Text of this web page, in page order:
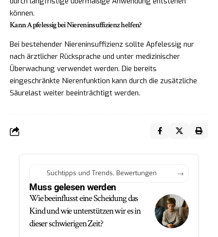
können.
Kann Apfelessig bei Niereninsuffizienz helfen?
Bei bestehender Niereninsuffizienz sollte Apfelessig nur
nach ärztlicher Rücksprache und unter medizinischer
Überwachung verwendet werden. Die bereits
eingeschränkte Nierenfunktion kann durch die zusätzliche
Säurelast weiter beeinträchtigt werden.
Muss gelesen werden
Wie beeinflusst eine Scheidung das
Kind und wie unterstützen wir es in
dieser schwierigen Zeit?